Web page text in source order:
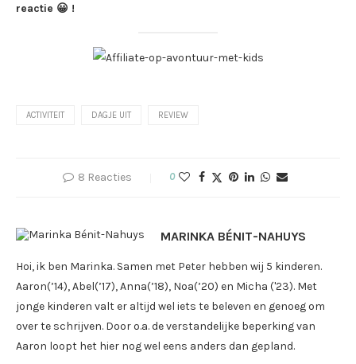
reactie 😀 !
ACTIVITEIT DAGJE UIT REVIEW
8 Reacties 0
MARINKA BÉNIT-NAHUYS
Hoi, ik ben Marinka. Samen met Peter hebben wij 5 kinderen.
Aaron(’14), Abel(’17), Anna(’18), Noa(’20) en Micha ('23). Met
jonge kinderen valt er altijd wel iets te beleven en genoeg om
over te schrijven. Door o.a. de verstandelijke beperking van
Aaron loopt het hier nog wel eens anders dan gepland.